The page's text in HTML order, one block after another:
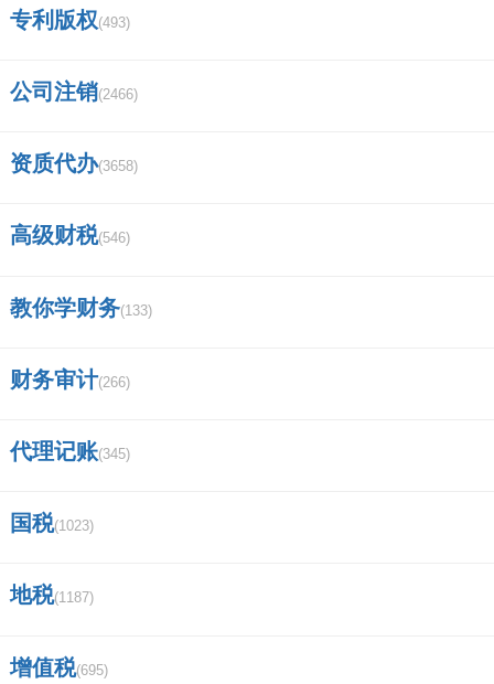
烟叶税的纳税人权益保障
为保障烟叶税的纳税人合法权益，我国税收部门
障其纳税权利。
优惠政策和便利措施。
纳税人提供更加便捷的税收服务。
户、生产企业、销售商等多个领域，征收方式和
康发展起到了重要的作用。
二、关于车辆购置税纳税申报表？
《车辆购置税纳税申报表》填表说明
专利版权(493)
公司注销(2466)
资质代办(3658)
高级财税(546)
教你学财务(133)
财务审计(266)
代理记账(345)
国税(1023)
地税(1187)
增值税(695)